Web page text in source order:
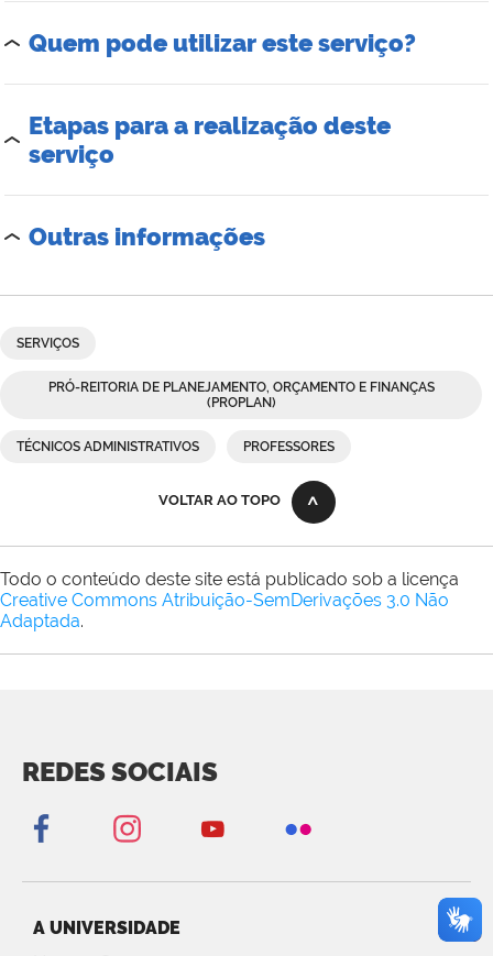
Quem pode utilizar este serviço?
Etapas para a realização deste
serviço
Outras informações
SERVIÇOS
PRÓ-REITORIA DE PLANEJAMENTO, ORÇAMENTO E FINANÇAS
(PROPLAN)
TÉCNICOS ADMINISTRATIVOS PROFESSORES
VOLTAR AO TOPO
Todo o conteúdo deste site está publicado sob a licença
Creative Commons Atribuição-SemDerivações 3.0 Não
Adaptada.
REDES SOCIAIS
A UNIVERSIDADE